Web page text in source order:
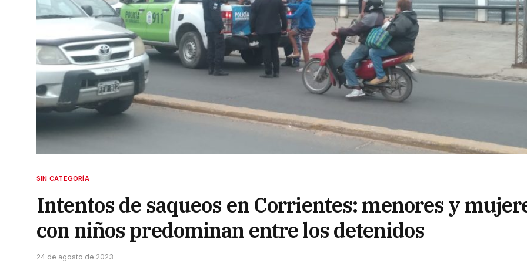
SIN CATEGORÍA
Intentos de saqueos en Corrientes: menores y
con niños predominan entre los detenidos
24 de agosto de 2023